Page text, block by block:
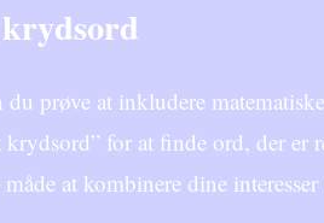
du prøve at inkludere
for at finde ord, der
at kombinere dine